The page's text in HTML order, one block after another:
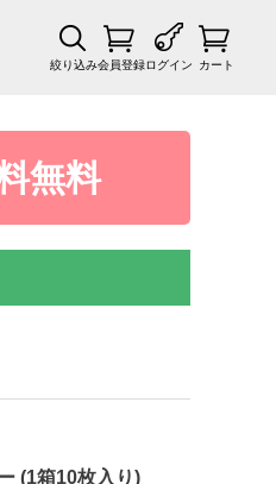
絞り込み会員登録ログイン カート
無料
(1箱10枚入り)